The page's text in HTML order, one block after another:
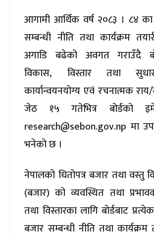
आगामी आर्थिक वर्ष २०८३ । ८४
सम्बन्धी नीति तथा कार्यक्रम
अगाडि बढेको अवगत गराउँदै
विकास, विस्तार तथा
कार्यान्वयनयोग्य एवं रचनात्मक
जेठ १५ गतेभित्र बोर्डको
research@sebon.gov.np मा
भनेको छ ।
नेपालको धितोपत्र बजार तथा वस्तु
(बजार) को व्यवस्थित तथा
तथा विस्तारका लागि बोर्डबाट
बजार सम्बन्धी नीति तथा कार्यक्रम